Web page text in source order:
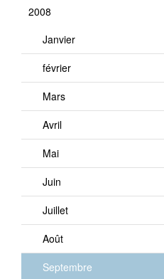
2008
Janvier
février
Mars
Avril
Mai
Juin
Juillet
Août
Septembre